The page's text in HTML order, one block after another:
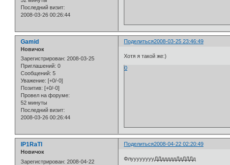
Последний визит:
2008-03-26 00:26:44
Поделиться2008-03-25 23:46:49
Gamid
Новичок
Зарегистрирован: 2008-03-25
Приглашений: 0
Сообщений: 5
Уважение: [+0/-0]
Позитив: [+0/-0]
Провел на форуме:
52 минуты
Последний визит:
2008-03-26 00:26:44
Хотя я такой же:)
0
Поделиться2008-04-22 02:20:49
lP1RaTl
Новичок
Зарегистрирован: 2008-04-22
ФлууууууууДДдддддДдДДДд